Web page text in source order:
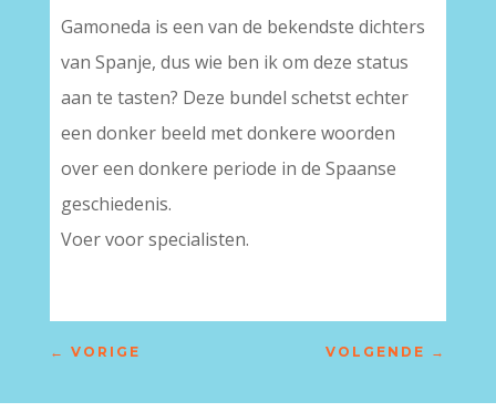
Gamoneda is een van de bekendste dichters
van Spanje, dus wie ben ik om deze status
aan te tasten? Deze bundel schetst echter
een donker beeld met donkere woorden
over een donkere periode in de Spaanse
geschiedenis.
Voer voor specialisten.
← VORIGE VOLGENDE →